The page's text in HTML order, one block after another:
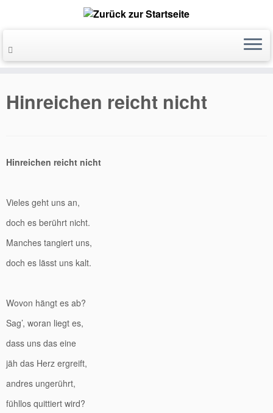
Hinreichen reicht nicht
Hinreichen reicht nicht
Vieles geht uns an,
doch es berührt nicht.
Manches tangiert uns,
doch es lässt uns kalt.
Wovon hängt es ab?
Sag’, woran liegt es,
dass uns das eine
jäh das Herz ergreift,
andres ungerührt,
fühllos quittiert wird?